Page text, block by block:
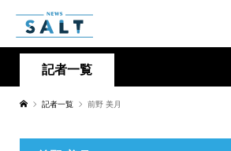
記者一覧
記者一覧 前野 美月